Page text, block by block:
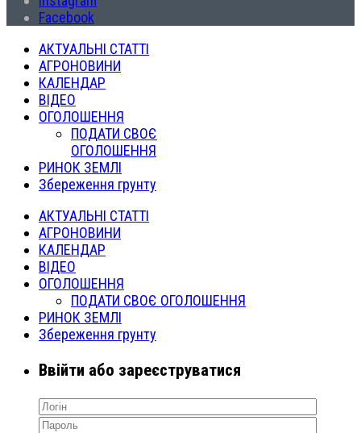
Facebook
АКТУАЛЬНІ СТАТТІ
АГРОНОВИНИ
КАЛЕНДАР
ВІДЕО
ОГОЛОШЕННЯ
ПОДАТИ СВОЄ
ОГОЛОШЕННЯ
РИНОК ЗЕМЛІ
Збереження грунту
АКТУАЛЬНІ СТАТТІ
АГРОНОВИНИ
КАЛЕНДАР
ВІДЕО
ОГОЛОШЕННЯ
ПОДАТИ СВОЄ ОГОЛОШЕННЯ
РИНОК ЗЕМЛІ
Збереження грунту
Ввійти або зареєструватися